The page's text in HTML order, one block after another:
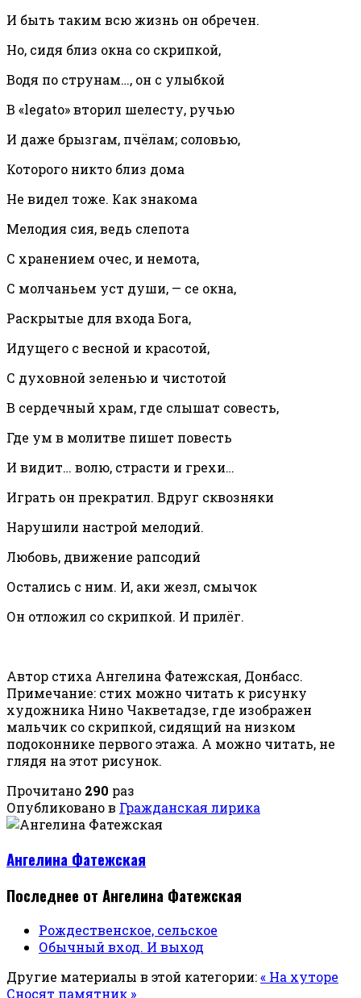
И быть таким всю жизнь он обречен.
Но, сидя близ окна со скрипкой,
Водя по струнам…, он с улыбкой
В «legato» вторил шелесту, ручью
И даже брызгам, пчёлам; соловью,
Которого никто близ дома
Не видел тоже. Как знакома
Мелодия сия, ведь слепота
С хранением очес, и немота,
С молчаньем уст души, — се окна,
Раскрытые для входа Бога,
Идущего с весной и красотой,
С духовной зеленью и чистотой
В сердечный храм, где слышат совесть,
Где ум в молитве пишет повесть
И видит… волю, страсти и грехи…
Играть он прекратил. Вдруг сквозняки
Нарушили настрой мелодий.
Любовь, движение рапсодий
Остались с ним. И, аки жезл, смычок
Он отложил со скрипкой. И прилёг.
Автор стиха Ангелина Фатежская, Донбасс.
Примечание: стих можно читать к рисунку
художника Нино Чакветадзе, где изображен
мальчик со скрипкой, сидящий на низком
подоконнике первого этажа. А можно читать, не
глядя на этот рисунок.
Прочитано 290 раз
Опубликовано в Гражданская лирика
Ангелина Фатежская
Последнее от Ангелина Фатежская
Рождественское, сельское
Обычный вход. И выход
Другие материалы в этой категории:« На хуторе
Сносят памятник »